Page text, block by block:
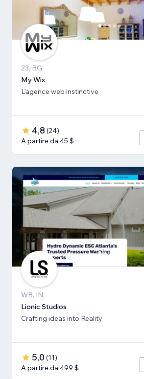
23, BG
My Wix
L'agence web instinctive
4,8 (24)
A partire da 45 $
WB, IN
Lionic Studios
Crafting ideas into Reality
5,0 (11)
A partire da 499 $